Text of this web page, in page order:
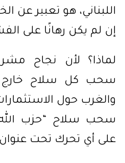
اللبناني، هو تعبير عن
إن لم يكن رهانًا على
لماذا؟ لأن نجاح
سحب كل سلاح خارج
والغرب حول
سحب سلاح “حزب
على أي تحرك تحت